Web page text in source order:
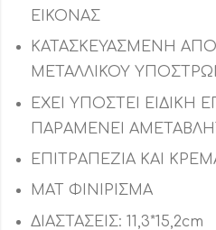
ΕΙΚΟΝΑΣ
ΚΑΤΑΣΚΕΥΑΣΜΕΝΗ
ΜΕΤΑΛΛΙΚΟΥ
ΕΧΕΙ ΥΠΟΣΤΕΙ ΕΙΔΙΚΗ
ΠΑΡΑΜΕΝΕΙ
ΕΠΙΤΡΑΠΕΖΙΑ ΚΑΙ
ΜΑΤ ΦΙΝΙΡΙΣΜΑ
ΔΙΑΣΤΑΣΕΙΣ: 11,3*15,2cm